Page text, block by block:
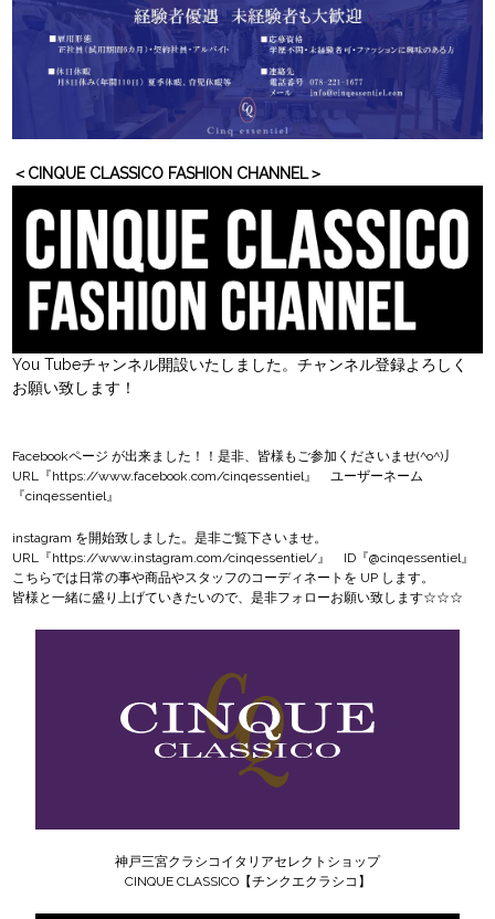
＜CINQUE CLASSICO FASHION CHANNEL＞
You Tubeチャンネル開設いたしました。チャンネル登録よろしく
お願い致します！
Facebookページ が出来ました！！是非、皆様もご参加くださいませ(^o^)丿
URL『https://www.facebook.com/cinqessentiel』 ユーザーネーム
『cinqessentiel』
instagram を開始致しました。是非ご覧下さいませ。
URL『https://www.instagram.com/cinqessentiel/』 ID『@cinqessentiel』
こちらでは日常の事や商品やスタッフのコーディネートを UP します。
皆様と一緒に盛り上げていきたいので、是非フォローお願い致します☆☆☆
神戸三宮クラシコイタリアセレクトショップ
CINQUE CLASSICO【チンクエクラシコ】